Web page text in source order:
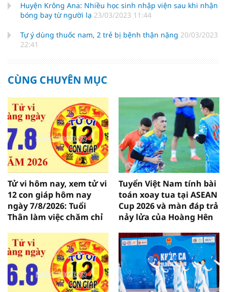
Huyện Krông Ana: Nhiều học sinh nhập viện sau khi nhận
bóng bay từ người lạ 23/03/2023 11:44
Tự ý dùng thuốc nam, 2 trẻ bị bệnh thận nặng 20/03/2023
22:41
CÙNG CHUYÊN MỤC
Tử vi hôm nay, xem tử vi
12 con giáp hôm nay
ngày 7/8/2026: Tuổi
Thân làm việc chăm chỉ
Tuyển Việt Nam tính bài
toán xoay tua tại ASEAN
Cup 2026 và màn đáp trả
nảy lửa của Hoàng Hên